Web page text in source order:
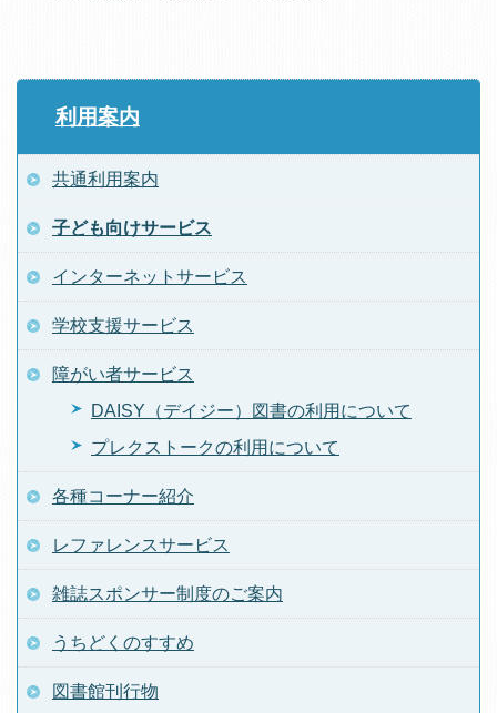
利用案内
共通利用案内
子ども向けサービス
インターネットサービス
学校支援サービス
障がい者サービス
DAISY（デイジー）図書の利用について
プレクストークの利用について
各種コーナー紹介
レファレンスサービス
雑誌スポンサー制度のご案内
うちどくのすすめ
図書館刊行物